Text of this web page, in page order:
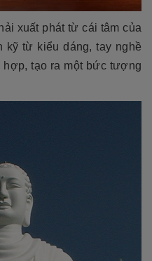
xuất phát từ cái tâm của
kỹ từ kiểu dáng, tay nghề
tạo ra một bức tượng